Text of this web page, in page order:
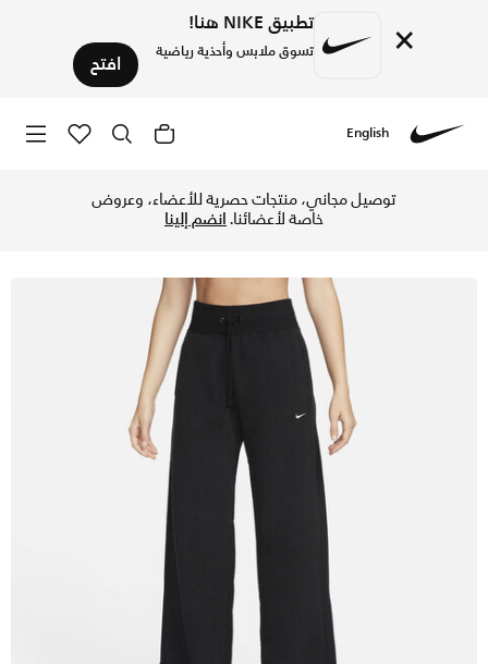
× تطبيق NIKE هنا!
تسوق ملابس وأحذية رياضية افتح
English
توصيل مجاني، منتجات حصرية للأعضاء، وعروض
خاصة لأعضائنا.انضم إلينا